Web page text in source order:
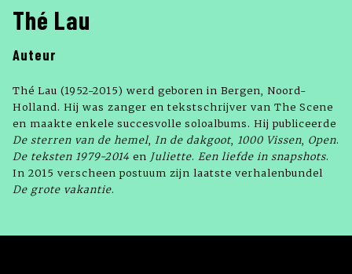
Thé Lau
Auteur
Thé Lau (1952-2015) werd geboren in Bergen, Noord-
Holland. Hij was zanger en tekstschrijver van The Scene
en maakte enkele succesvolle soloalbums. Hij publiceerde
De sterren van de hemel, In de dakgoot, 1000 Vissen, Open.
De teksten 1979-2014 en Juliette. Een liefde in snapshots.
In 2015 verscheen postuum zijn laatste verhalenbundel
De grote vakantie.